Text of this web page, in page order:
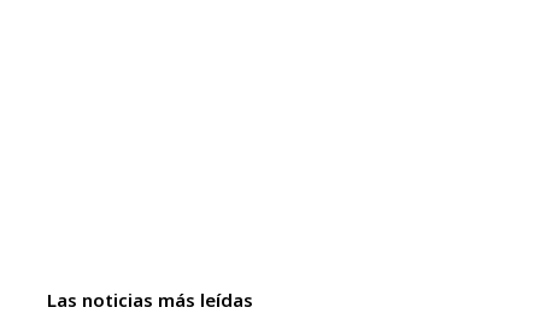
Las noticias más leídas